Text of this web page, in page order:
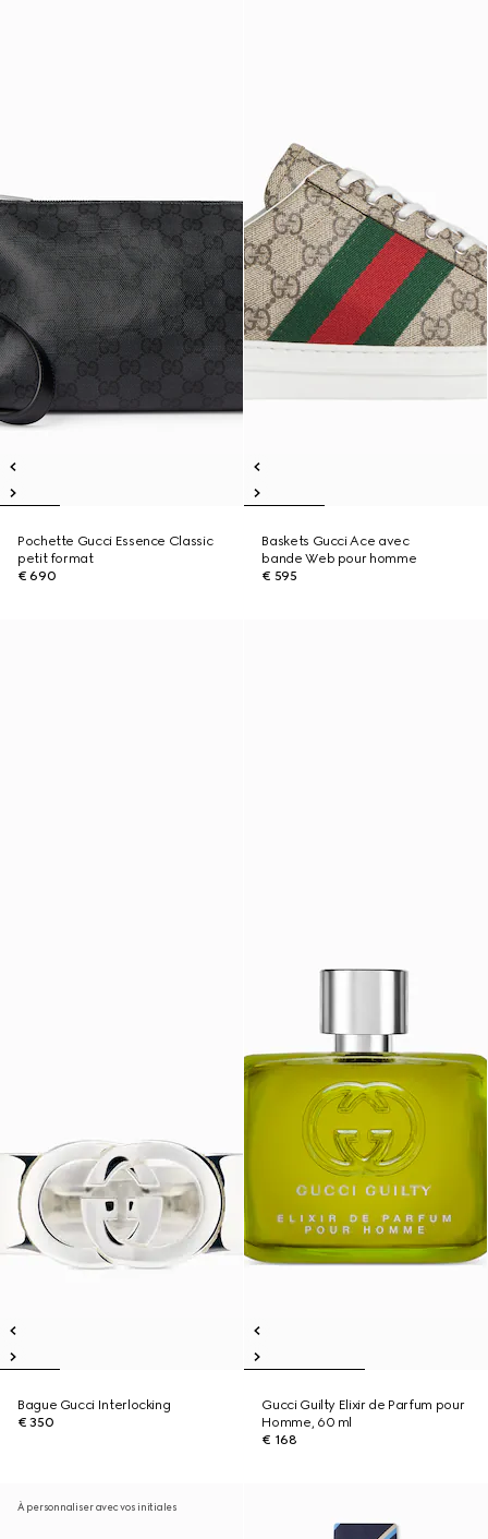
Pochette Gucci Essence Classic
petit format
€ 690
Baskets Gucci Ace avec
bande Web pour homme
€ 595
Bague Gucci Interlocking
€ 350
Gucci Guilty Elixir de Parfum pour
Homme, 60 ml
€ 168
À personnaliser avec vos initiales